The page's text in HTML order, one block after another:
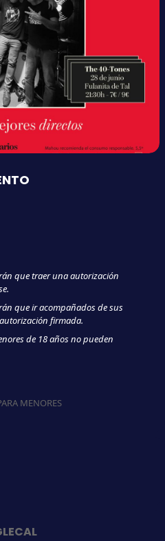
que traer una autorización
que ir acompañados de sus
firmada.
de 18 años no pueden
MENORES